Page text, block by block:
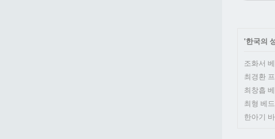
'한국의
조화서
최경환
최창흡
최형 베
한아기